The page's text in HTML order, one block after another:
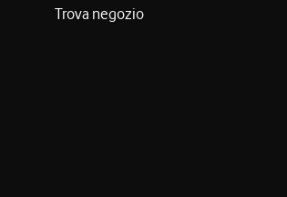
Trova negozio